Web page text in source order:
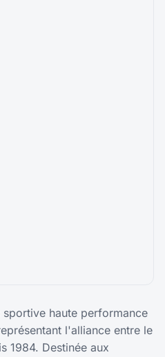
haute performance
l'alliance entre le
1984. Destinée aux